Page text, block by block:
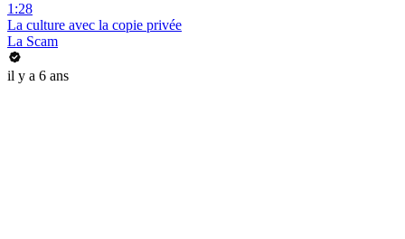
1:28
La culture avec la copie privée
La Scam
il y a 6 ans